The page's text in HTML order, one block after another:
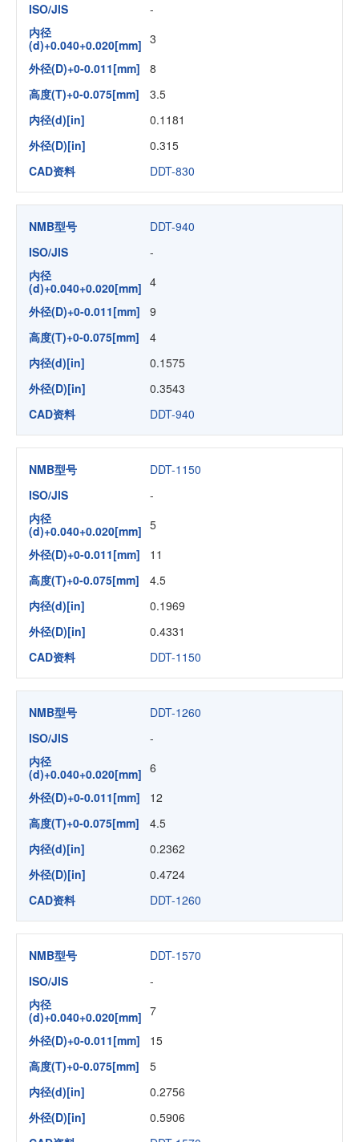
ISO/JIS
-
内径
(d)+0.040+0.020[mm] 3
外径(D)+0-0.011[mm]
8
高度(T)+0-0.075[mm]
3.5
内径(d)[in]
0.1181
外径(D)[in]
0.315
CAD资料
DDT-830
NMB型号
DDT-940
ISO/JIS
-
内径
(d)+0.040+0.020[mm] 4
外径(D)+0-0.011[mm]
9
高度(T)+0-0.075[mm]
4
内径(d)[in]
0.1575
外径(D)[in]
0.3543
CAD资料
DDT-940
NMB型号
DDT-1150
ISO/JIS
-
内径
(d)+0.040+0.020[mm] 5
外径(D)+0-0.011[mm]
11
高度(T)+0-0.075[mm]
4.5
内径(d)[in]
0.1969
外径(D)[in]
0.4331
CAD资料
DDT-1150
NMB型号
DDT-1260
ISO/JIS
-
内径
(d)+0.040+0.020[mm] 6
外径(D)+0-0.011[mm]
12
高度(T)+0-0.075[mm]
4.5
内径(d)[in]
0.2362
外径(D)[in]
0.4724
CAD资料
DDT-1260
NMB型号
DDT-1570
ISO/JIS
-
内径
(d)+0.040+0.020[mm] 7
外径(D)+0-0.011[mm]
15
高度(T)+0-0.075[mm]
5
内径(d)[in]
0.2756
外径(D)[in]
0.5906